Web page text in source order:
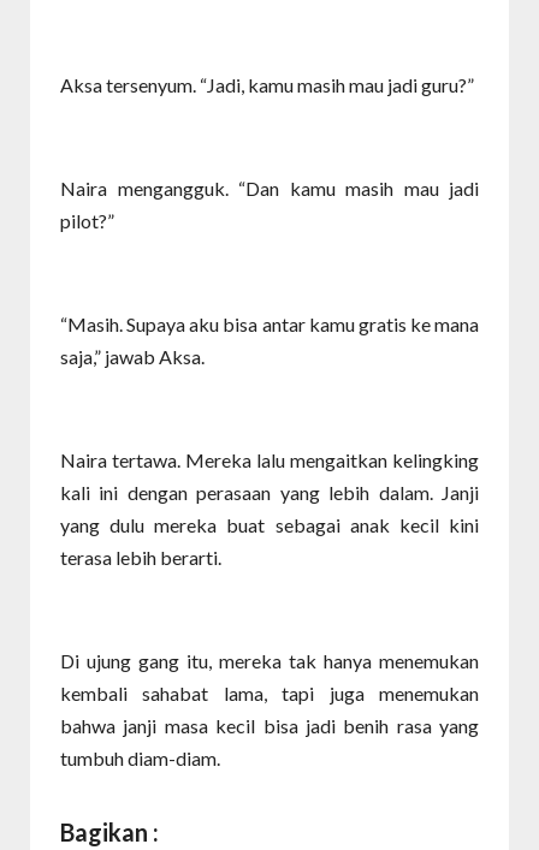
Aksa tersenyum. “Jadi, kamu masih mau jadi guru?”
Naira mengangguk. “Dan kamu masih mau jadi
pilot?”
“Masih. Supaya aku bisa antar kamu gratis ke mana
saja,” jawab Aksa.
Naira tertawa. Mereka lalu mengaitkan kelingking
kali ini dengan perasaan yang lebih dalam. Janji
yang dulu mereka buat sebagai anak kecil kini
terasa lebih berarti.
Di ujung gang itu, mereka tak hanya menemukan
kembali sahabat lama, tapi juga menemukan
bahwa janji masa kecil bisa jadi benih rasa yang
tumbuh diam-diam.
Bagikan :